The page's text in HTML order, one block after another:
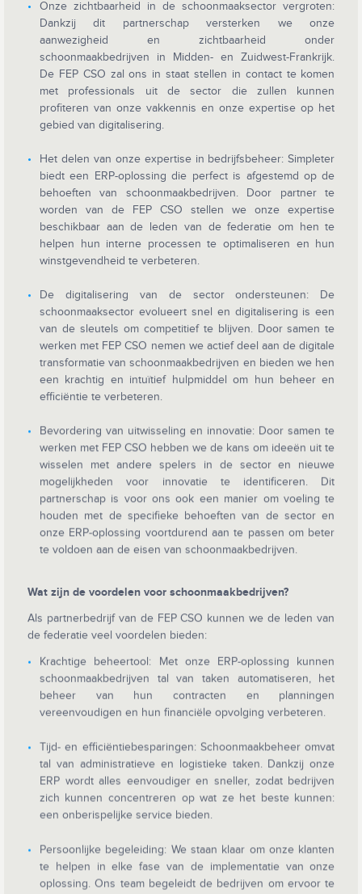
Onze zichtbaarheid in de schoonmaaksector vergroten:
Dankzij dit partnerschap versterken we onze
aanwezigheid en zichtbaarheid onder
schoonmaakbedrijven in Midden- en Zuidwest-Frankrijk.
De FEP CSO zal ons in staat stellen in contact te komen
met professionals uit de sector die zullen kunnen
profiteren van onze vakkennis en onze expertise op het
gebied van digitalisering.
Het delen van onze expertise in bedrijfsbeheer: Simpleter
biedt een ERP-oplossing die perfect is afgestemd op de
behoeften van schoonmaakbedrijven. Door partner te
worden van de FEP CSO stellen we onze expertise
beschikbaar aan de leden van de federatie om hen te
helpen hun interne processen te optimaliseren en hun
winstgevendheid te verbeteren.
De digitalisering van de sector ondersteunen: De
schoonmaaksector evolueert snel en digitalisering is een
van de sleutels om competitief te blijven. Door samen te
werken met FEP CSO nemen we actief deel aan de digitale
transformatie van schoonmaakbedrijven en bieden we hen
een krachtig en intuïtief hulpmiddel om hun beheer en
efficiëntie te verbeteren.
Bevordering van uitwisseling en innovatie: Door samen te
werken met FEP CSO hebben we de kans om ideeën uit te
wisselen met andere spelers in de sector en nieuwe
mogelijkheden voor innovatie te identificeren. Dit
partnerschap is voor ons ook een manier om voeling te
houden met de specifieke behoeften van de sector en
onze ERP-oplossing voortdurend aan te passen om beter
te voldoen aan de eisen van schoonmaakbedrijven.
Wat zijn de voordelen voor schoonmaakbedrijven?
Als partnerbedrijf van de FEP CSO kunnen we de leden van
de federatie veel voordelen bieden:
Krachtige beheertool: Met onze ERP-oplossing kunnen
schoonmaakbedrijven tal van taken automatiseren, het
beheer van hun contracten en planningen
vereenvoudigen en hun financiële opvolging verbeteren.
Tijd- en efficiëntiebesparingen: Schoonmaakbeheer omvat
tal van administratieve en logistieke taken. Dankzij onze
ERP wordt alles eenvoudiger en sneller, zodat bedrijven
zich kunnen concentreren op wat ze het beste kunnen:
een onberispelijke service bieden.
Persoonlijke begeleiding: We staan klaar om onze klanten
te helpen in elke fase van de implementatie van onze
oplossing. Ons team begeleidt de bedrijven om ervoor te